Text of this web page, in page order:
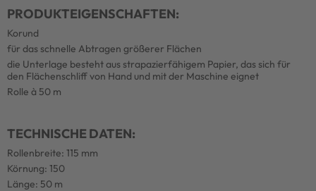
PRODUKTEIGENSCHAFTEN:
Korund
für das schnelle Abtragen größerer Flächen
die Unterlage besteht aus strapazierfähigem Papier, das sich für
den Flächenschliff von Hand und mit der Maschine eignet
Rolle à 50 m
TECHNISCHE DATEN:
Rollenbreite: 115 mm
Körnung: 150
Länge: 50 m